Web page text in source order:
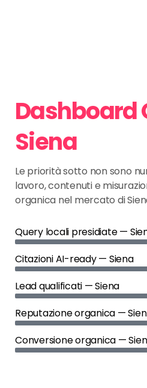
Dashboard
Siena
Le priorità sotto non sono
lavoro, contenuti e
organica nel mercato di
Query locali presidiate —
Citazioni AI-ready — Siena
Lead qualificati — Siena
Reputazione organica —
Conversione organica —